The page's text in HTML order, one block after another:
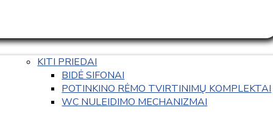
KITI PRIEDAI
BIDĖ SIFONAI
POTINKINO RĖMO TVIRTINIMŲ KOMPLEKTAI
WC NULEIDIMO MECHANIZMAI